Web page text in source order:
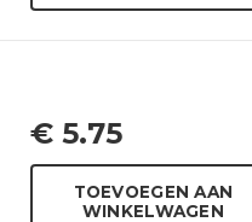
€5.75
TOEVOEGEN AAN
WINKELWAGEN